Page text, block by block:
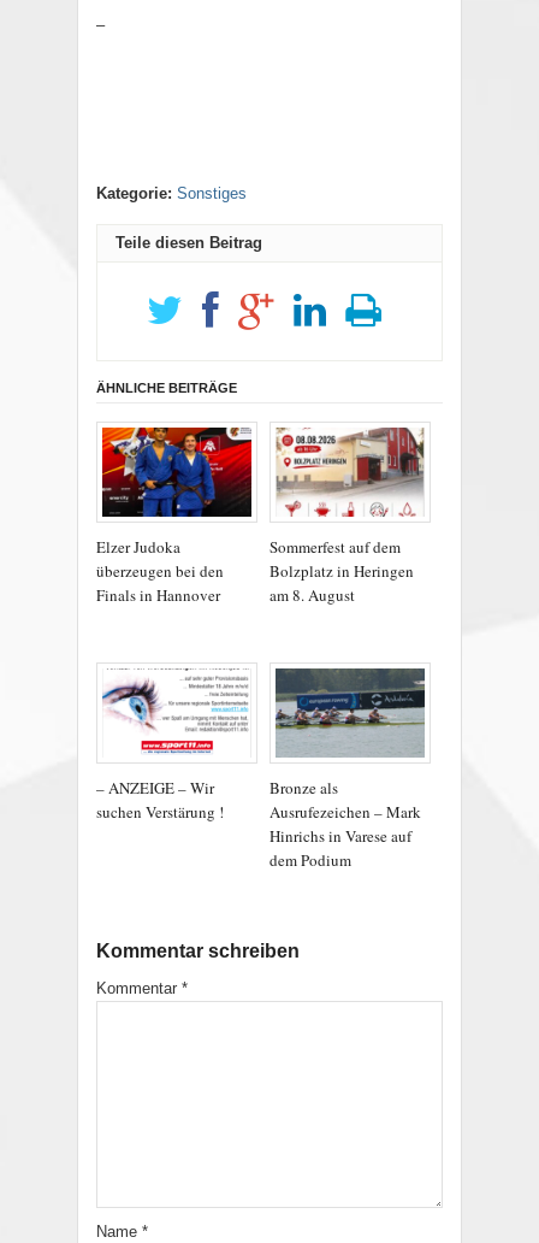
–
Kategorie: Sonstiges
Teile diesen Beitrag
ÄHNLICHE BEITRÄGE
Elzer Judoka
überzeugen bei den
Finals in Hannover
Sommerfest auf dem
Bolzplatz in Heringen
am 8. August
– ANZEIGE – Wir
suchen Verstärung !
Bronze als
Ausrufezeichen – Mark
Hinrichs in Varese auf
dem Podium
Kommentar schreiben
Kommentar *
Name *